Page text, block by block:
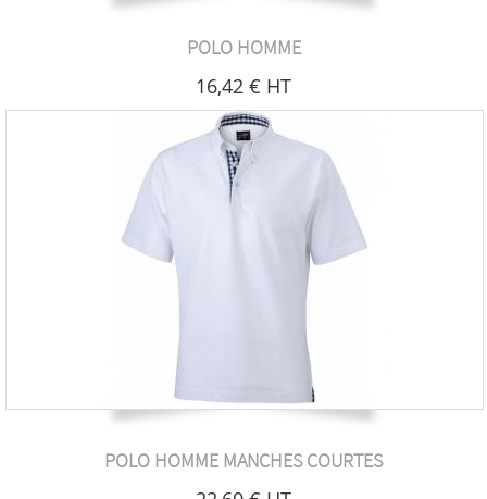
POLO HOMME
16,42 € HT
POLO HOMME MANCHES COURTES